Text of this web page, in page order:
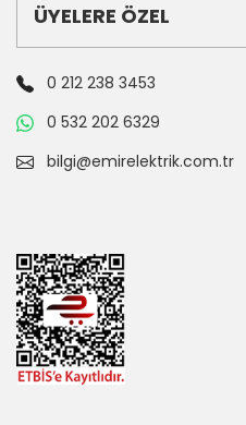
ÜYELERE ÖZEL
0 212 238 3453
0 532 202 6329
bilgi@emirelektrik.com.tr